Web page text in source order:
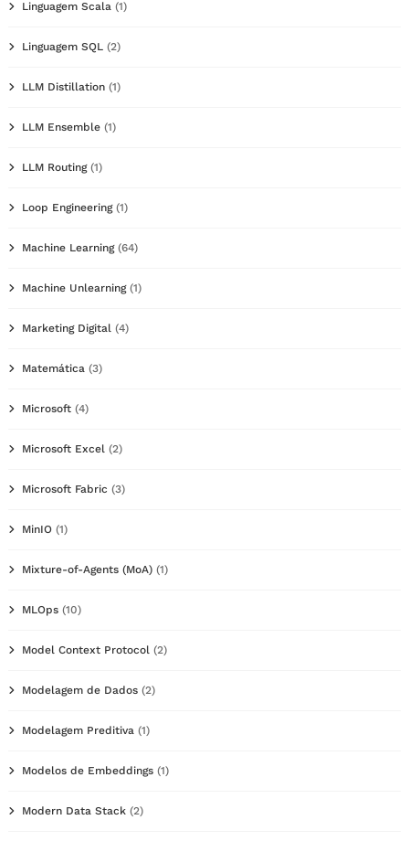
Linguagem Scala (1)
Linguagem SQL (2)
LLM Distillation (1)
LLM Ensemble (1)
LLM Routing(1)
Loop Engineering(1)
Machine Learning(64)
Machine Unlearning(1)
Marketing Digital (4)
Matemática (3)
Microsoft (4)
Microsoft Excel (2)
Microsoft Fabric (3)
MinIO (1)
Mixture-of-Agents (MoA) (1)
MLOps (10)
Model Context Protocol (2)
Modelagem de Dados (2)
Modelagem Preditiva (1)
Modelos de Embeddings (1)
Modern Data Stack (2)